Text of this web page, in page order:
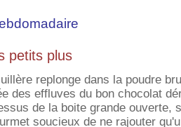
petits plus
replonge dans la poudre
des effluves du bon chocolat
de la boite grande ouverte,
soucieux de ne rajouter